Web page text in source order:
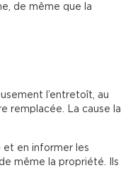
de même que la
l’entretoît, au
remplacée. La cause la
en informer les
même la propriété. Ils